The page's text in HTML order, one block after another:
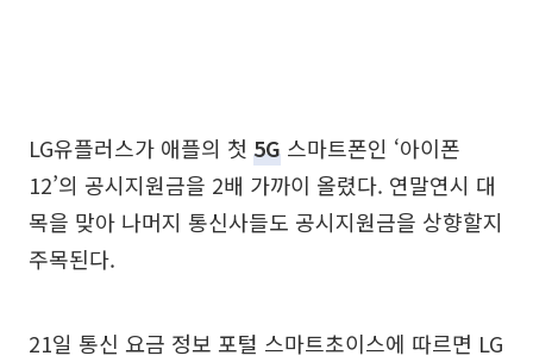
LG유플러스가 애플의 첫 5G 스마트폰인 ‘아이폰
12’의 공시지원금을 2배 가까이 올렸다. 연말연시 대
목을 맞아 나머지 통신사들도 공시지원금을 상향할지
주목된다.
21일 통신 요금 정보 포털 스마트초이스에 따르면 LG